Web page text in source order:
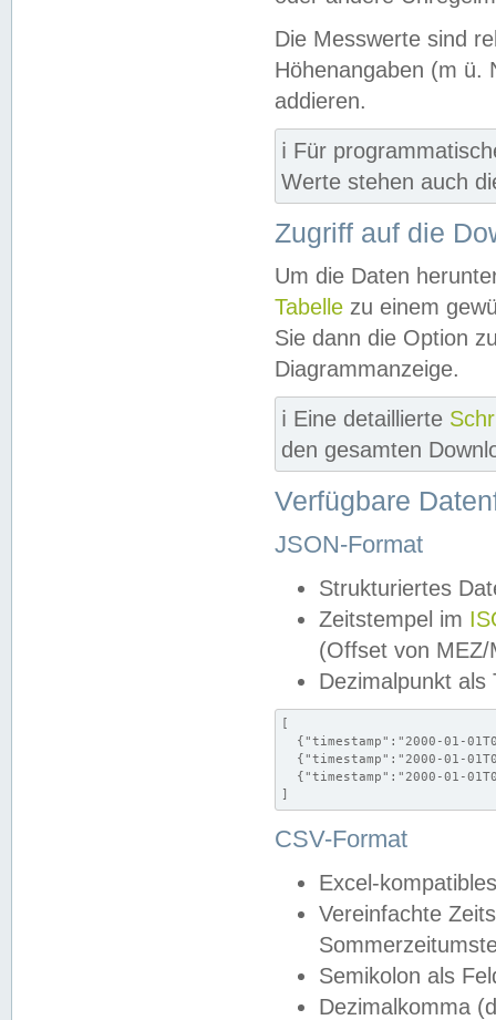
Die Messwerte sind
Höhenangaben (m ü.
addieren.
ℹ️ Für
Werte stehen auch
Zugriff auf die
Um die Daten
Tabelle zu einem
Sie dann die Option
Diagrammanzeige.
ℹ️ Eine detaillierte
den gesamten
Verfügbare
JSON-Format
Strukturiertes
Zeitstempel im
(Offset von MEZ/
Dezimalpunkt als
[
{"timestamp":"2000-01-
{"timestamp":"2000-01-
{"timestamp":"2000-01-
]
CSV-Format
Excel-
Vereinfachte
Semikolon als
Dezimalkomma